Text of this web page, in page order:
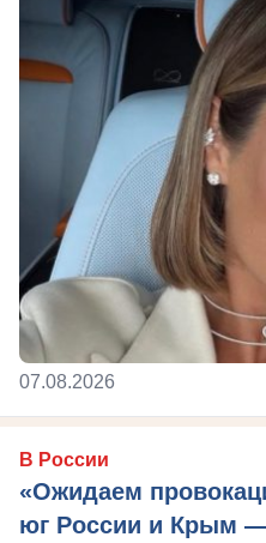
07.08.2026
В России
«Ожидаем
юг России и Крым